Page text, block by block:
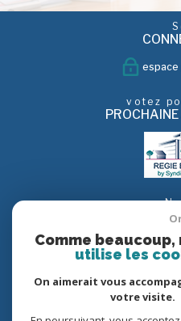
votez
Comme
utilise les
On aimerait vous
votre visite.